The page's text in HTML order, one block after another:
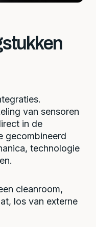
van sensoren
in de
gecombineerd
technologie
cleanroom,
los van externe